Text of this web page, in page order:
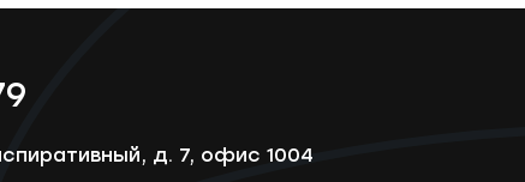
д. 7, офис 1004